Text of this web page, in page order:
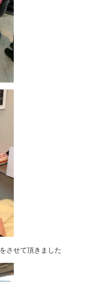
させて頂きました